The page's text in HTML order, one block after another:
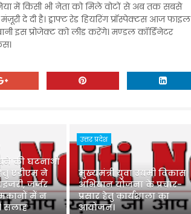
में किसी भी नेता को मिले वोटों से अब तक सबसे
दे दी है। ड्राफ्ट रेड हियरिंग प्रॉस्पेक्टस आज फाइल
इस प्रोजेक्ट को लीड करेंगे। मण्डल कॉर्डिनेटर
की घटनाओं
एडीएम ने
जर्जर
मकानों में न
सलाह
उत्तर प्रदेश
मुख्यमंत्री युवा उद्यमी विकास
अभियान योजना के प्रचार-
प्रसार हेतु कार्यशाला का
आयोजन।